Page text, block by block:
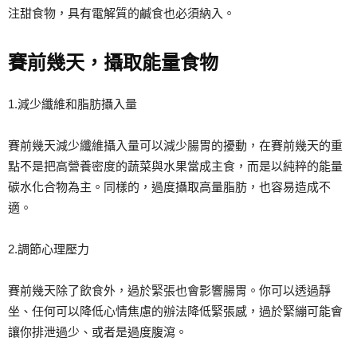
注甜食物，具有電解質的鹹食也必須納入。
賽前幾天，攝取能量食物
1.減少纖維和脂肪攝入量
賽前幾天減少纖維攝入量可以減少腸胃的擾動，在賽前幾天的重
點不是把高營養密度的蔬菜與水果當成主食，而是以純粹的能量
碳水化合物為主。同樣的，過度攝取高量脂肪，也容易造成不
適。
2.調節心理壓力
賽前幾天除了飲食外，過於緊張也會影響腸胃。你可以透過靜
坐、任何可以降低心情焦慮的辦法降低緊張感，過於緊繃可能會
讓你排泄過少、或者是過度腹瀉。